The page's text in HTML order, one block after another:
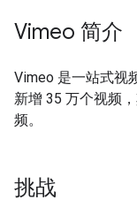
Vimeo 简介
Vimeo 是一站式视
新增 35 万个视频
频。
挑战